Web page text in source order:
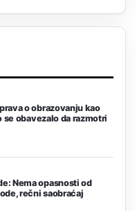
o obrazovanju kao
obavezalo da razmotri
Nema opasnosti od
rečni saobraćaj